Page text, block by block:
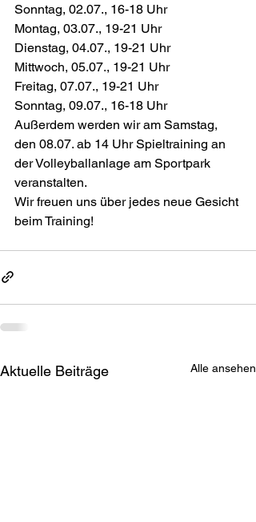
Sonntag, 02.07., 16-18 Uhr
Montag, 03.07., 19-21 Uhr
Dienstag, 04.07., 19-21 Uhr
Mittwoch, 05.07., 19-21 Uhr
Freitag, 07.07., 19-21 Uhr
Sonntag, 09.07., 16-18 Uhr
Außerdem werden wir am Samstag,
den 08.07. ab 14 Uhr Spieltraining an
der Volleyballanlage am Sportpark
veranstalten.
Wir freuen uns über jedes neue Gesicht
beim Training!
Aktuelle Beiträge Alle ansehen